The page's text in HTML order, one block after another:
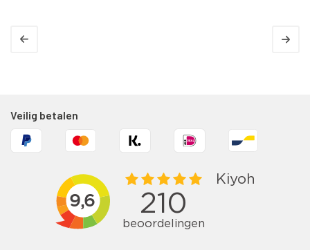
Veilig betalen